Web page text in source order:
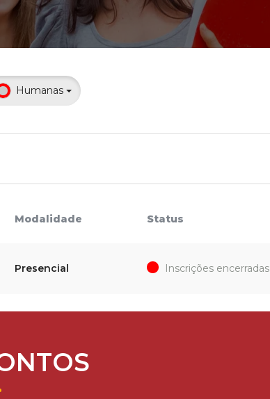
acadêmico
Humanas
Modalidade Status
Presencial Inscrições encerradas